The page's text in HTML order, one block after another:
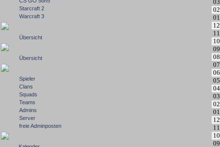
Starcraft 2
Warcraft 3
Übersicht
Übersicht
Spieler
Clans
Squads
Teams
Admins
Server
freie Adminposten